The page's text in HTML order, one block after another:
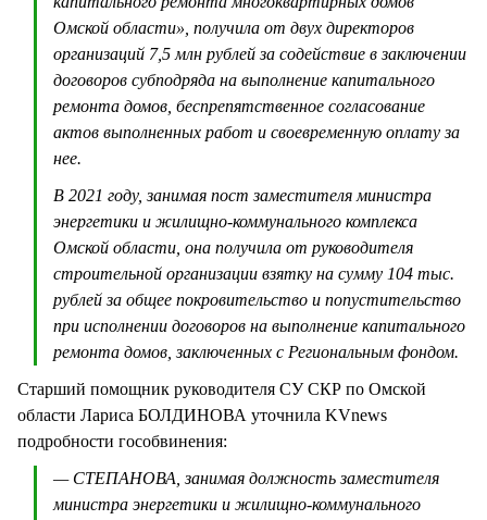
Омской области», получила от двух директоров
организаций 7,5 млн рублей за содействие в заключении
договоров субподряда на выполнение капитального
ремонта домов, беспрепятственное согласование
актов выполненных работ и своевременную оплату за
нее.
В 2021 году, занимая пост заместителя министра
энергетики и жилищно-коммунального комплекса
Омской области, она получила от руководителя
строительной организации взятку на сумму 104 тыс.
рублей за общее покровительство и попустительство
при исполнении договоров на выполнение капитального
ремонта домов, заключенных с Региональным фондом.
Старший помощник руководителя СУ СКР по Омской
области Лариса БОЛДИНОВА уточнила KVnews
подробности гособвинения:
— СТЕПАНОВА, занимая должность заместителя
министра энергетики и жилищно-коммунального